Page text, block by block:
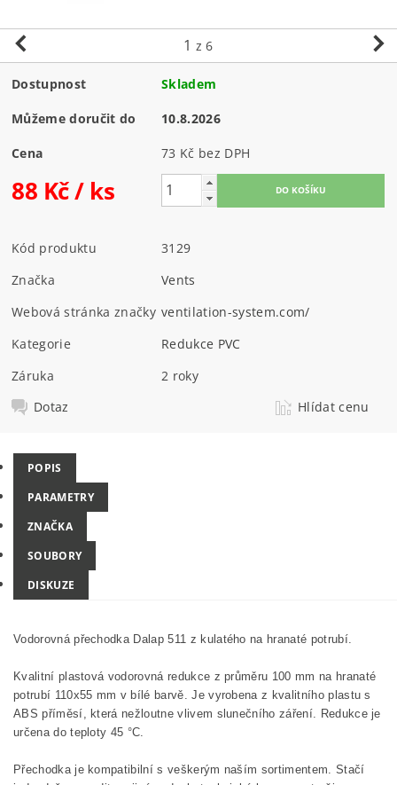
1 z 6
Dostupnost Skladem
Můžeme doručit do 10.8.2026
Cena 73 Kč bez DPH
88 Kč/ ks
Kód produktu
3129
Značka
Vents
Webová stránka značky ventilation-system.com/
Kategorie
Redukce PVC
Záruka
2 roky
Dotaz
Hlídat cenu
POPIS
PARAMETRY
ZNAČKA
SOUBORY
DISKUZE
Vodorovná přechodka Dalap 511 z kulatého na hranaté potrubí.
Kvalitní plastová vodorovná redukce z průměru 100 mm na hranaté
potrubí 110x55 mm v bílé barvě. Je vyrobena z kvalitního plastu s
ABS příměsí, která nežloutne vlivem slunečního záření. Redukce je
určena do teploty 45 °C.
Přechodka je kompatibilní s veškerým naším sortimentem. Stačí